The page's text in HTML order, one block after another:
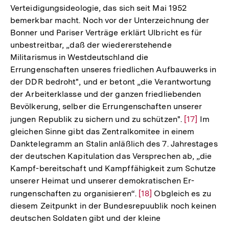
Verteidigungsideologie, das sich seit Mai 1952
bemerkbar macht. Noch vor der Unterzeichnung der
Bonner und Pariser Verträge erklärt Ulbricht es für
unbestreitbar, „daß der wiedererstehende
Militarismus in Westdeutschland die
Errungenschaften unseres friedlichen Aufbauwerks in
der DDR bedroht", und er betont „die Verantwortung
der Arbeiterklasse und der ganzen friedliebenden
Bevölkerung, selber die Errungenschaften unserer
jungen Republik zu sichern und zu schützen". Zur
Auflösung
der
Fußnote
[17] Im
gleichen Sinne gibt das Zentralkomitee in einem
Danktelegramm an Stalin anläßlich des 7. Jahrestages
der deutschen Kapitulation das Versprechen ab, „die
Kampf-bereitschaft und Kampffähigkeit zum Schutze
unserer Heimat und unserer demokratischen Er-
rungenschaften zu organisieren“. Zur
Auflösung
der
[18] Obgleich es zu
diesem Zeitpunkt in der Bundesrepuublik noch keinen
deutschen Soldaten gibt und der kleine